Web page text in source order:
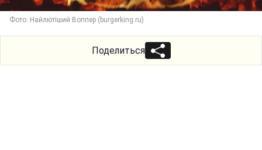
Фото: Найлютіший Воппер (burgerking.ru)
Поделиться